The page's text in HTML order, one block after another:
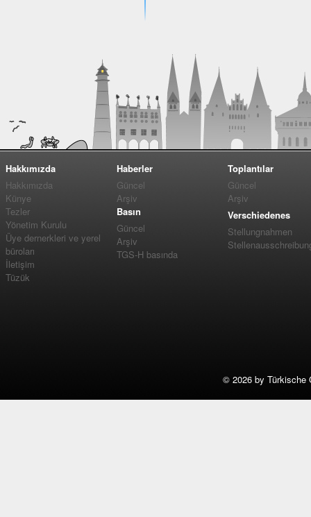
Hakkımızda
Hakkımızda
Künye
Tezler
Yönetim Kurulu
Üye dernerkleri ve yerel
büroları
İletişim
Tüzük
Haberler
Güncel
Arşiv
Basın
Güncel
Arşiv
TGS-H basında
Toplantılar
Güncel
Arşiv
Verschiedenes
Stellungnahmen
© 2026 by Türkische